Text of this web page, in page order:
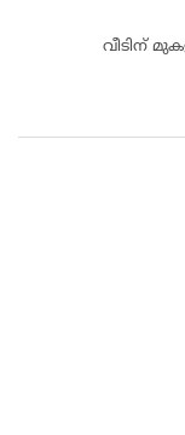
വീടിന്